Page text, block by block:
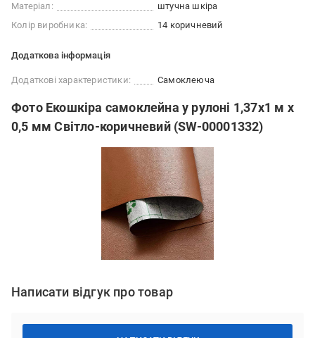
Матеріал:
штучна шкіра
Колір виробника:
14 коричневий
Додаткова інформація
Додаткові характеристики: Самоклеюча
Фото Екошкіра самоклейна у рулоні 1,37х1 м х
0,5 мм Світло-коричневий (SW-00001332)
Написати відгук про товар